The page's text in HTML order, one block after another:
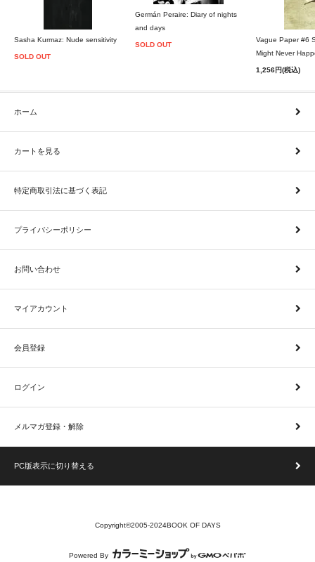
Sasha Kurmaz: Nude sensitivity
SOLD OUT
Germán Peraire: Diary of nights
and days
SOLD OUT
Vague Paper #6
Might Never
1,256円(税込)
ホーム
カートを見る
特定商取引法に基づく表記
プライバシーポリシー
お問い合わせ
マイアカウント
会員登録
ログイン
メルマガ登録・解除
PC版表示に切り替える
Copyright©2005-2024BOOK OF DAYS
Powered By